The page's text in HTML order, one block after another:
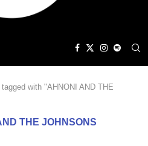
with "AHNONI AND THE
THE JOHNSONS